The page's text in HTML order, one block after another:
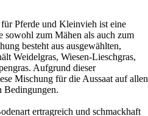
Pferde und Kleinvieh ist eine
sowohl zum Mähen als auch zum
besteht aus ausgewählten,
Weidelgras, Wiesen-Lieschgras,
Aufgrund dieser
Mischung für die Aussaat auf allen
Bedingungen.
ertragreich und schmackhaft